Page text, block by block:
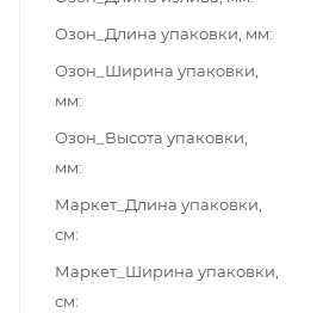
Озон_Длина упаковки, мм
Озон_Ширина упаковки,
мм
Озон_Высота упаковки,
мм
Маркет_Длина упаковки,
см
Маркет_Ширина упаковки,
см